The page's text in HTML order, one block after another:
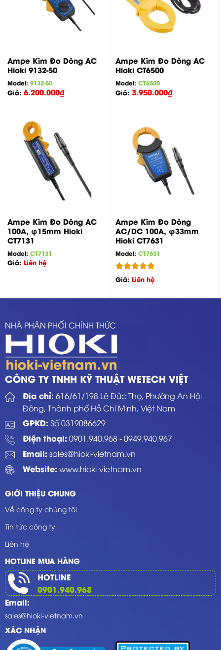
Ampe Kìm Đo Dòng AC
Hioki 9132-50
Model: 9132-50
Giá: 6.200.000₫
Ampe Kìm Đo Dòng AC
Hioki CT6500
Model: CT6500
Giá: 3.950.000₫
Ampe Kìm Đo Dòng AC
100A, φ15mm Hioki
CT7131
Model: CT7131
Giá: Liên hệ
Ampe Kìm Đo Dòng
AC/DC 100A, φ33mm
Hioki CT7631
Model: CT7631
Được xếp
Giá: Liên hệ
NHÀ PHÂN PHỐI CHÍNH THỨC
CÔNG TY TNHH KỸ THUẬT WETECH VIỆT
Địa chỉ: 616/61/198 Lê Đức Thọ, Phường An Hội
Đông, Thành phố Hồ Chí Minh, Việt Nam
GPKD: Số 0319086629
Điện thoại: 0901.940.968-0949.940.967
Email: sales@hioki-vietnam.vn
Website: www.hioki-vietnam.vn
GIỚI THIỆU CHUNG
Về công ty chúng tôi
Tin tức công ty
Liên hệ
HOTLINE MUA HÀNG
HOTLINE
0901.940.968
Email:
sales@hioki-vietnam.vn
XÁC NHẬN